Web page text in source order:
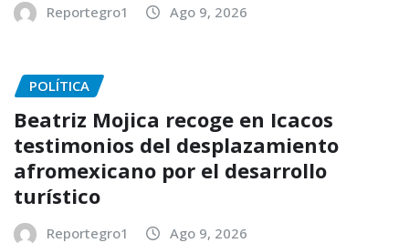
Reportegro1 Ago 9, 2026
POLÍTICA
Beatriz Mojica recoge en Icacos
testimonios del desplazamiento
afromexicano por el desarrollo
turístico
Reportegro1 Ago 9, 2026